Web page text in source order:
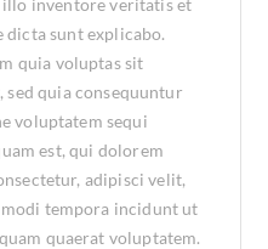
illo inventore veritatis et
dicta sunt explicabo.
quia voluptas sit
quia consequuntur
voluptatem sequi
est, qui dolorem
adipisci velit,
tempora incidunt ut
quaerat voluptatem.